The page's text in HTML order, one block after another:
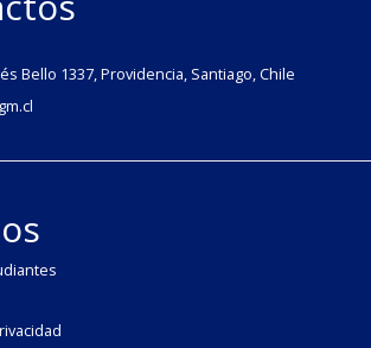
Bello 1337, Providencia, Santiago, Chile